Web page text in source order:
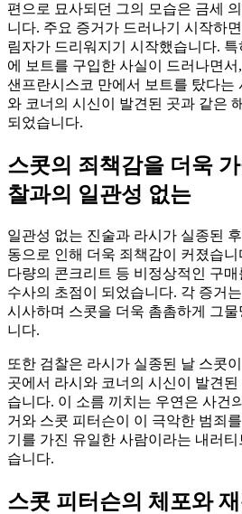
편으로 묘사되던 그의 모습은 금세
니다. 주요 증거가 드러나기 시작하
림자가 드리워지기 시작했습니다.
에 보트를 구입한 사실이 드러나면
샌프란시스코 만에서 보트를 탔다는
와 코너의 시신이 발견된 곳과 같은
되었습니다.
스콧의 죄책감을 더욱
찰과의 일관성 없는
일관성 없는 진술과 라시가 실종된
동으로 인해 더욱 죄책감이 커졌습
다량의 콘크리트 등 비정상적인 구매
수사의 초점이 되었습니다. 각 증거
시사하며 스콧을 더욱 촘촘하게 그
니다.
또한 검찰은 라시가 실종된 날 스콧
곳에서 라시와 코너의 시신이 발견
습니다. 이 소름 끼치는 우연은 사건
거와 스콧 피터슨이 이 극악한 범죄
기를 가진 유일한 사람이라는 내러
습니다.
스콧 피터슨의 체포와